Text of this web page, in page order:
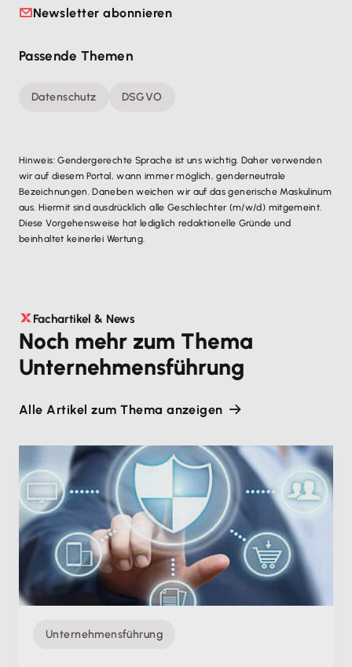
Newsletter abonnieren
Passende Themen
Datenschutz DSGVO
Hinweis: Gendergerechte Sprache ist uns wichtig. Daher verwenden
wir auf diesem Portal, wann immer möglich, genderneutrale
Bezeichnungen. Daneben weichen wir auf das generische Maskulinum
aus. Hiermit sind ausdrücklich alle Geschlechter (m/w/d) mitgemeint.
Diese Vorgehensweise hat lediglich redaktionelle Gründe und
beinhaltet keinerlei Wertung.
Fachartikel & News
Noch mehr zum Thema
Unternehmensführung
Alle Artikel zum Thema anzeigen
Unternehmensführung